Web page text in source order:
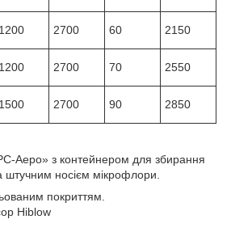
1200 2700 60 2150
1200 2700 70 2550
1500 2700 90 2850
Аеро» з контейнером для збирання
носієм мікрофлори.
покриттям.
Hiblow